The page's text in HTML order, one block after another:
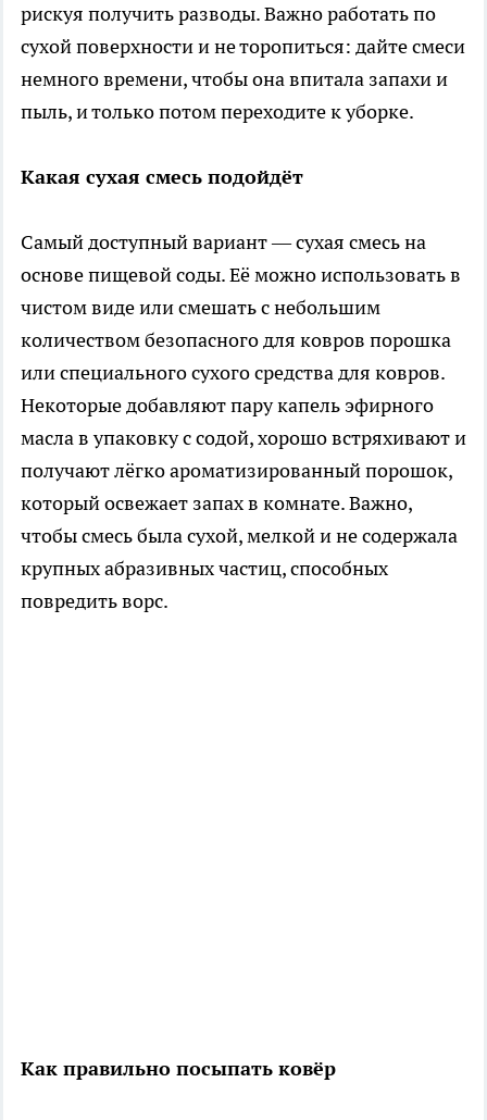
рискуя получить разводы. Важно работать по
сухой поверхности и не торопиться: дайте смеси
немного времени, чтобы она впитала запахи и
пыль, и только потом переходите к уборке.
Какая сухая смесь подойдёт
Самый доступный вариант — сухая смесь на
основе пищевой соды. Её можно использовать в
чистом виде или смешать с небольшим
количеством безопасного для ковров порошка
или специального сухого средства для ковров.
Некоторые добавляют пару капель эфирного
масла в упаковку с содой, хорошо встряхивают и
получают лёгко ароматизированный порошок,
который освежает запах в комнате. Важно,
чтобы смесь была сухой, мелкой и не содержала
крупных абразивных частиц, способных
повредить ворс.
Как правильно посыпать ковёр